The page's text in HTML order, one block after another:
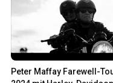
Peter Maffay Farewell-